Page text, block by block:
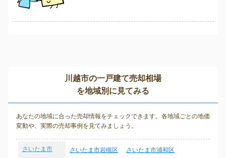
川越市の一戸建て売却相場
を地域別に見てみる
あなたの地域に合った売却情報をチェックできます。各地域ごとの地価
変動や、実際の売却事例を見てみましょう。
さいたま市 さいたま市岩槻区
さいたま市浦和区